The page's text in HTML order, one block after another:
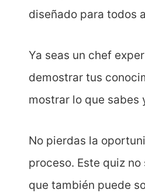
diseñado para todos
Ya seas un chef
demostrar tus
mostrar lo que sabes
No pierdas la
proceso. Este quiz
que también puede